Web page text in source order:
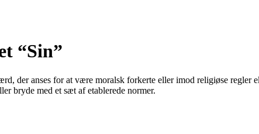
“Sin”
der anses for at være moralsk forkerte eller imod religiøse
bryde med et sæt af etablerede normer.